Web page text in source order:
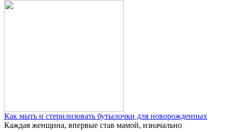
Как мыть и стерилизовать бутылочки для новорожденных
Каждая женщина, впервые став мамой, изначально